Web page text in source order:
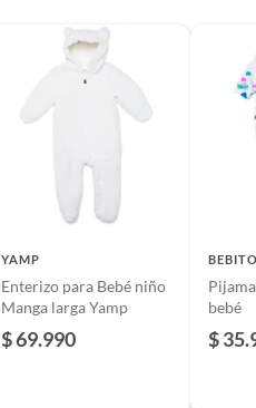
YAMP
Enterizo para Bebé niño
Manga larga Yamp
$ 69.990
bebé
$